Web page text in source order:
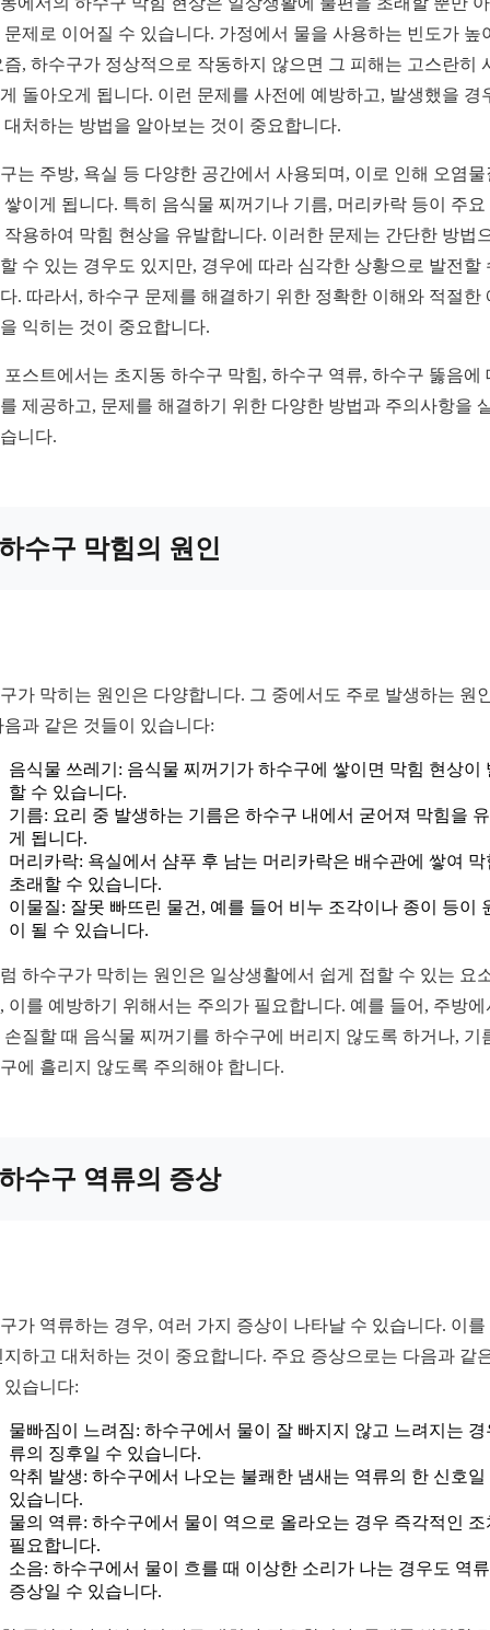
문제로 이어질 수 있습니다. 가정에서 물을 사용하는 빈도가 높
즘, 하수구가 정상적으로 작동하지 않으면 그 피해는 고스란히
돌아오게 됩니다. 이런 문제를 사전에 예방하고, 발생했을 경
대처하는 방법을 알아보는 것이 중요합니다.
는 주방, 욕실 등 다양한 공간에서 사용되며, 이로 인해 오염물
쌓이게 됩니다. 특히 음식물 찌꺼기나 기름, 머리카락 등이 주요
작용하여 막힘 현상을 유발합니다. 이러한 문제는 간단한 방법
수 있는 경우도 있지만, 경우에 따라 심각한 상황으로 발전할
. 따라서, 하수구 문제를 해결하기 위한 정확한 이해와 적절한
익히는 것이 중요합니다.
포스트에서는 초지동 하수구 막힘, 하수구 역류, 하수구 뚫음에
제공하고, 문제를 해결하기 위한 다양한 방법과 주의사항을
니다.
수구 막힘의 원인
가 막히는 원인은 다양합니다. 그 중에서도 주로 발생하는 원
음과 같은 것들이 있습니다:
음식물 쓰레기: 음식물 찌꺼기가 하수구에 쌓이면 막힘 현상이
할 수 있습니다.
기름: 요리 중 발생하는 기름은 하수구 내에서 굳어져 막힘을
게 됩니다.
머리카락: 욕실에서 샴푸 후 남는 머리카락은 배수관에 쌓여 막
초래할 수 있습니다.
이물질: 잘못 빠뜨린 물건, 예를 들어 비누 조각이나 종이 등이
이 될 수 있습니다.
하수구가 막히는 원인은 일상생활에서 쉽게 접할 수 있는 요
이를 예방하기 위해서는 주의가 필요합니다. 예를 들어, 주방에
손질할 때 음식물 찌꺼기를 하수구에 버리지 않도록 하거나, 기
에 흘리지 않도록 주의해야 합니다.
수구 역류의 증상
가 역류하는 경우, 여러 가지 증상이 나타날 수 있습니다. 이를
지하고 대처하는 것이 중요합니다. 주요 증상으로는 다음과 같
있습니다:
물빠짐이 느려짐: 하수구에서 물이 잘 빠지지 않고 느려지는 경
류의 징후일 수 있습니다.
악취 발생: 하수구에서 나오는 불쾌한 냄새는 역류의 한 신호일
있습니다.
물의 역류: 하수구에서 물이 역으로 올라오는 경우 즉각적인 조
필요합니다.
소음: 하수구에서 물이 흐를 때 이상한 소리가 나는 경우도 역
증상일 수 있습니다.